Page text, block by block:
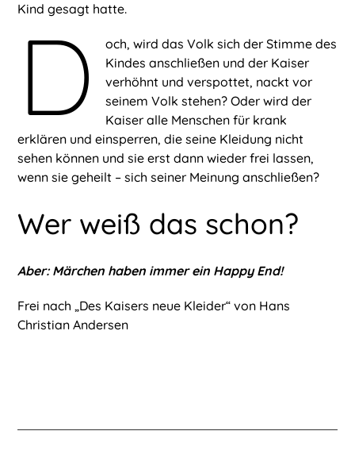
Kind gesagt hatte.
D
och, wird das Volk sich der Stimme des
Kindes anschließen und der Kaiser
verhöhnt und verspottet, nackt vor
seinem Volk stehen? Oder wird der
Kaiser alle Menschen für krank
erklären und einsperren, die seine Kleidung nicht
sehen können und sie erst dann wieder frei lassen,
wenn sie geheilt – sich seiner Meinung anschließen?
Wer weiß das schon?
Aber: Märchen haben immer ein Happy End!
Frei nach „Des Kaisers neue Kleider“ von Hans
Christian Andersen